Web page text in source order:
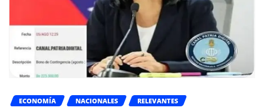
ECONOMÍA NACIONALES RELEVANTES